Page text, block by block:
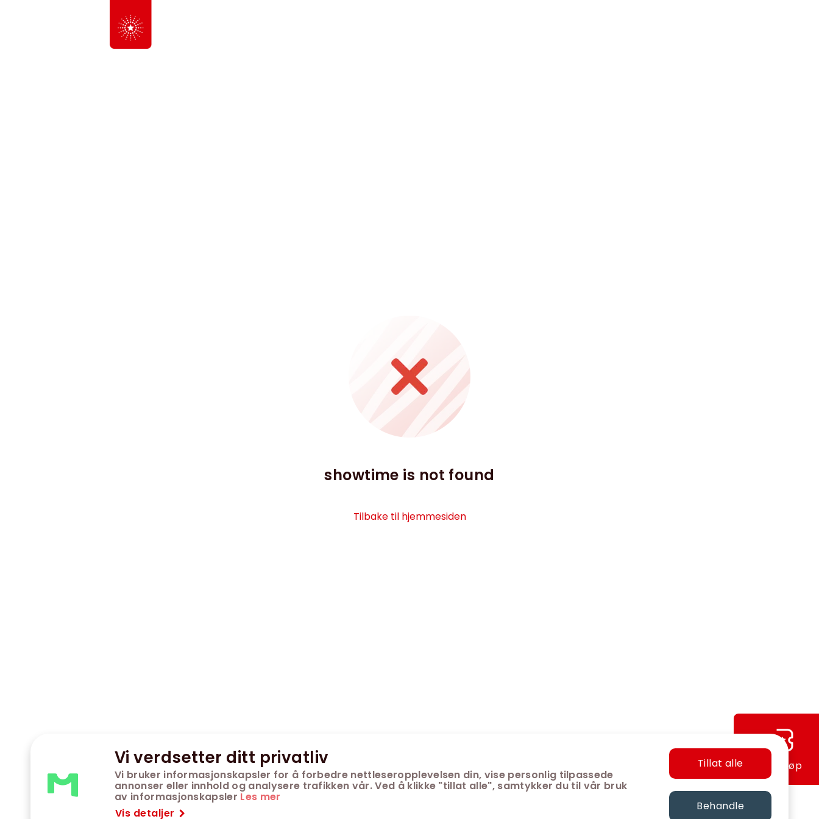
Vi verdsetter ditt privatliv
Vi bruker informasjonskapsler for å forbedre nettleseropplevelsen din, vise personlig tilpassede
annonser eller innhold og analysere trafikken vår. Ved å klikke "tillat alle", samtykker du til vår bruk
av informasjonskapsler Les mer
Vis detaljer
Tillat alle
Behandle
showtime is not found
Tilbake til hjemmesiden
Hurtigkjøp